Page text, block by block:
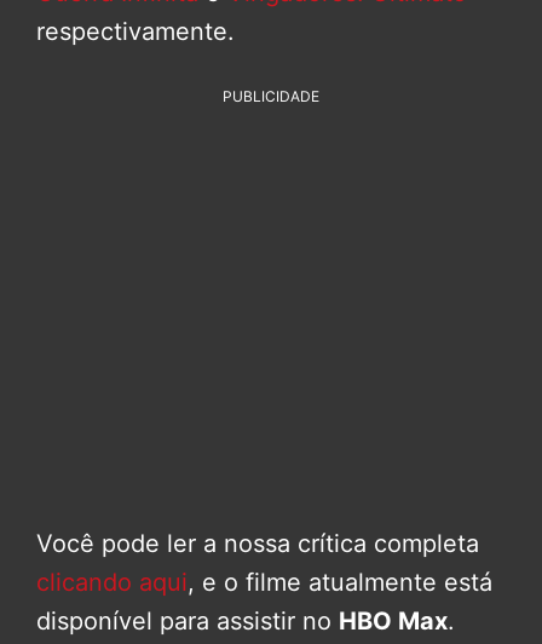
respectivamente.
PUBLICIDADE
Você pode ler a nossa crítica completa
clicando aqui, e o filme atualmente está
disponível para assistir no HBO Max.